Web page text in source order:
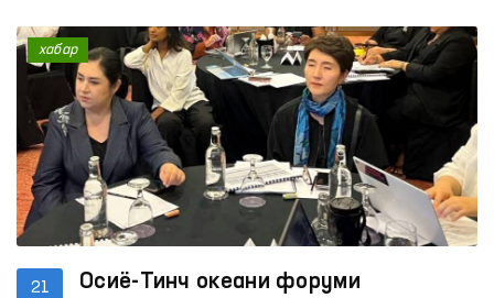
Малайзия Инсон ҳуқуқлари бўйича комиссияси
(SUHAKAM)нинг комиссарлари ҳам онлайн
равишда иштирок этди.
21
Осиё-Тинч океани форуми
хабар